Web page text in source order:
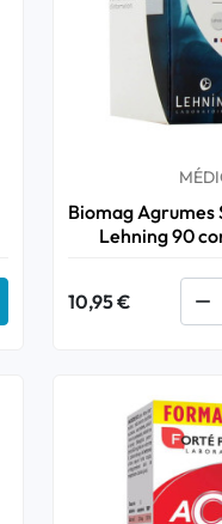
au panier
Biomag Agrumes
Lehning 90
10,95 € 